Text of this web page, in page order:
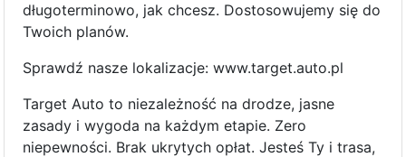
długoterminowo, jak chcesz. Dostosowujemy się do
Twoich planów.
Sprawdź nasze lokalizacje: www.target.auto.pl
Target Auto to niezależność na drodze, jasne
zasady i wygoda na każdym etapie. Zero
niepewności. Brak ukrytych opłat. Jesteś Ty i trasa,